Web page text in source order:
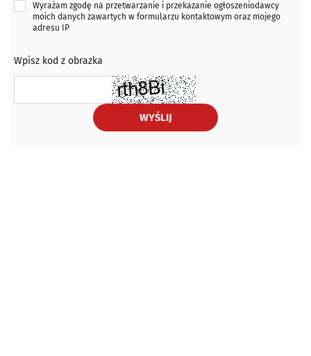
Wyrażam zgodę na przetwarzanie i przekazanie ogłoszeniodawcy
moich danych zawartych w formularzu kontaktowym oraz mojego
adresu IP
Wpisz kod z obrazka
WYŚLIJ